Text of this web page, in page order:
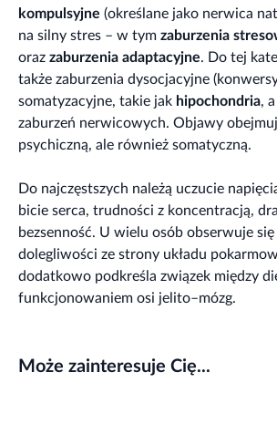
kompulsyjne (określane jako nerwica
na silny stres – w tym zaburzenia
oraz zaburzenia adaptacyjne. Do tej
także zaburzenia dysocjacyjne
somatyzacyjne, takie jak hipochondria,
zaburzeń nerwicowych. Objawy
psychiczną, ale również somatyczną.
Do najczęstszych należą uczucie
bicie serca, trudności z koncentracją,
bezsenność. U wielu osób obserwuje się
dolegliwości ze strony układu
dodatkowo podkreśla związek między
funkcjonowaniem osi jelito–mózg.
Może zainteresuje Cię...